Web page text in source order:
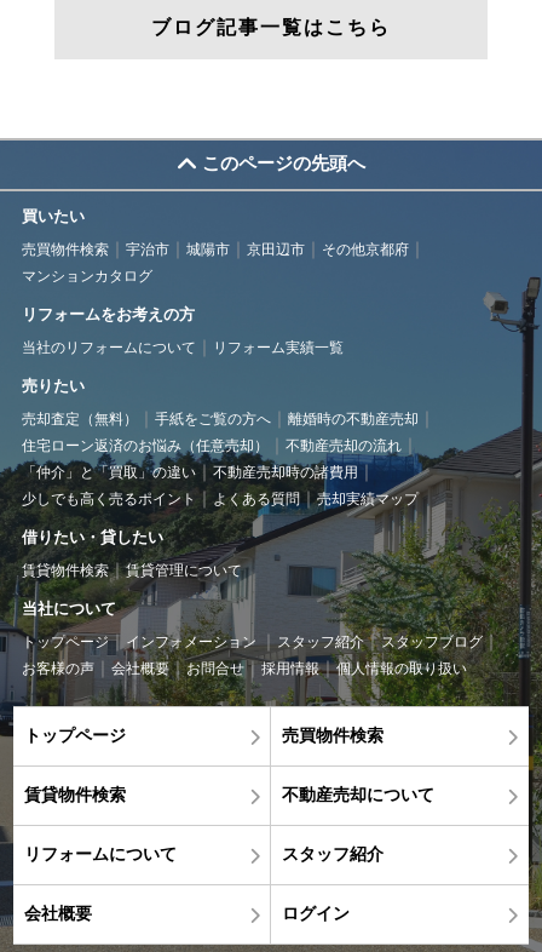
ブログ記事一覧はこちら
このページの先頭へ
買いたい
売買物件検索 宇治市 城陽市 京田辺市
その他京都府
マンションカタログ
リフォームをお考えの方
当社のリフォームについて リフォーム実績一覧
売りたい
売却査定（無料） 手紙をご覧の方へ
離婚時の不動産売却
住宅ローン返済のお悩み（任意売却）
不動産売却の流れ
「仲介」と「買取」の違い
不動産売却時の諸費用
少しでも高く売るポイント
よくある質問 売却実績マップ
借りたい・貸したい
賃貸物件検索 賃貸管理について
当社について
トップページ インフォメーション スタッフ紹介
スタッフブログ
お客様の声
会社概要 お問合せ 採用情報 個人情報の取り扱い
トップページ 売買物件検索
賃貸物件検索 不動産売却について
リフォームについて スタッフ紹介
会社概要 ログイン